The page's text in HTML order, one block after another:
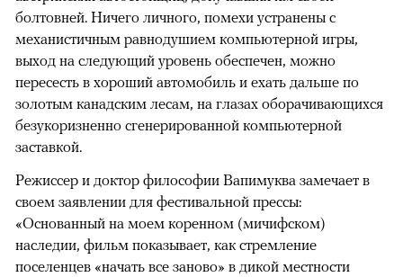
болтовней. Ничего личного, помехи устранены с
механистичным равнодушием компьютерной игры,
выход на следующий уровень обеспечен, можно
пересесть в хороший автомобиль и ехать дальше по
золотым канадским лесам, на глазах оборачивающихся
безукоризненно сгенерированной компьютерной
заставкой.
Режиссер и доктор философии Вапимуква замечает в
своем заявлении для фестивальной прессы:
«Основанный на моем коренном (мичифском)
наследии, фильм показывает, как стремление
поселенцев «начать все заново» в дикой местности